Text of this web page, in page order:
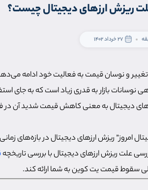
ریزش ارزهای دیجیتال چیست؟
27 خرداد 1402
تغییر و نوسان قیمت به فعالیت خود ادامه
بازار به قدری زیاد است که به جای
دیجیتال به معنی کاهش قیمت شدید آن در
امروز” ریزش ارزهای دیجیتال در بازه‌های
علت ریزش ارزهای دیجیتال با بررسی تاریخچه
سقوط قیمت یت کوین به شما ارائه کند.